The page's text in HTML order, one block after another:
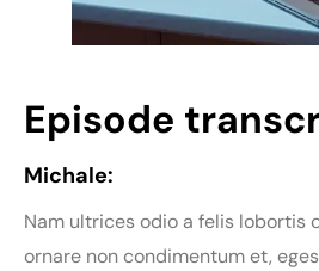
Episode
Michale:
Nam ultrices odio a felis lobortis
ornare non condimentum et,